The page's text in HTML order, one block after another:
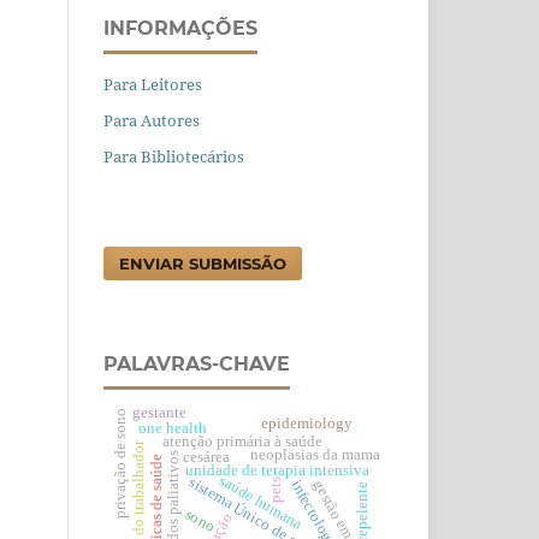
INFORMAÇÕES
Para Leitores
Para Autores
Para Bibliotecários
ENVIAR SUBMISSÃO
PALAVRAS-CHAVE
unidade de terapia intensiva
cuidados paliativos
atenção primária à saúde
sistema Único de saúde
políticas de saúde infectologia
neoplasias da mama
saúde do trabalhador sono
privação de sono repelente
saúde humana
pets
epidemiology
one health
cesárea
gestante